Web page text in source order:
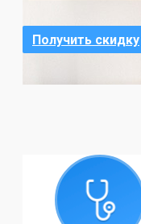
Получить скидку